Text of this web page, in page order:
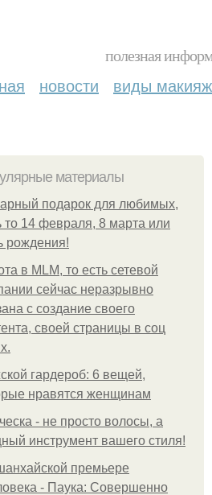
полезная
новости виды
материалы
подарок для любимых,
то 14 февраля, 8 марта или
рождения!
в MLM, то есть сетевой
сейчас неразрывно
с создание своего
своей страницы в соц
гардероб: 6 вещей,
нравятся женщинам
- не просто волосы, а
инструмент вашего стиля!
премьере
- Паука: Совершенно